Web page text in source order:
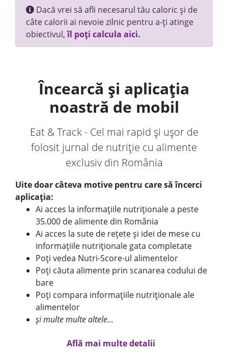
Dacă vrei să afli necesarul tău caloric și de
câte calorii ai nevoie zilnic pentru a-ți atinge
obiectivul,îl poți calcula aici.
Încearcă și aplicația
noastră de mobil
Eat & Track - Cel mai rapid și ușor de
folosit jurnal de nutriție cu alimente
exclusiv din România
Uite doar câteva motive pentru care să încerci
aplicația:
Ai acces la informațiile nutriționale a peste
35.000 de alimente din România
Ai acces la sute de rețete și idei de mese cu
informațiile nutriționale gata completate
Poți vedea Nutri-Score-ul alimentelor
Poți căuta alimente prin scanarea codului de
bare
Poți compara informațiile nutriționale ale
alimentelor
și multe multe altele...
Află mai multe detalii